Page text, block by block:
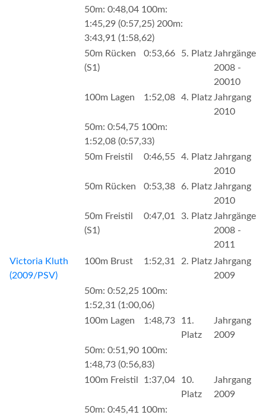
50m: 0:48,04 100m:
1:45,29 (0:57,25) 200m:
3:43,91 (1:58,62)
50m Rücken
(S1)
0:53,66 5. PlatzJahrgänge
2008 -
20010
100m Lagen
1:52,08 4. PlatzJahrgang
2010
50m: 0:54,75 100m:
1:52,08 (0:57,33)
50m Freistil
0:46,55 4. PlatzJahrgang
2010
50m Rücken
0:53,38 6. PlatzJahrgang
2010
50m Freistil
(S1)
0:47,01 3. PlatzJahrgänge
2008 -
2011
Victoria Kluth
(2009/PSV)
100m Brust 1:52,31 2. PlatzJahrgang
2009
50m: 0:52,25 100m:
1:52,31 (1:00,06)
100m Lagen
1:48,73
11.
Platz
Jahrgang
2009
50m: 0:51,90 100m:
1:48,73 (0:56,83)
100m Freistil
1:37,04
10.
Platz
Jahrgang
2009
50m: 0:45,41 100m: